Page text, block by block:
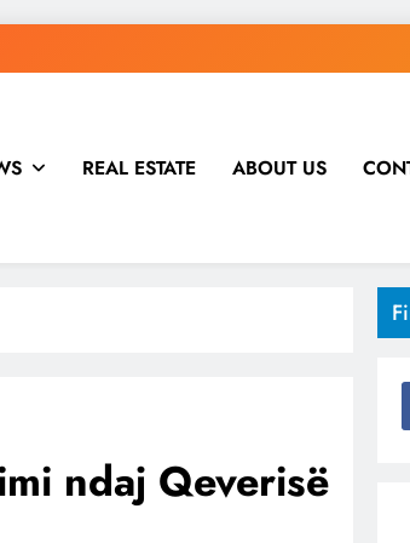
REAL ESTATE ABOUT US
ndaj Qeverisë